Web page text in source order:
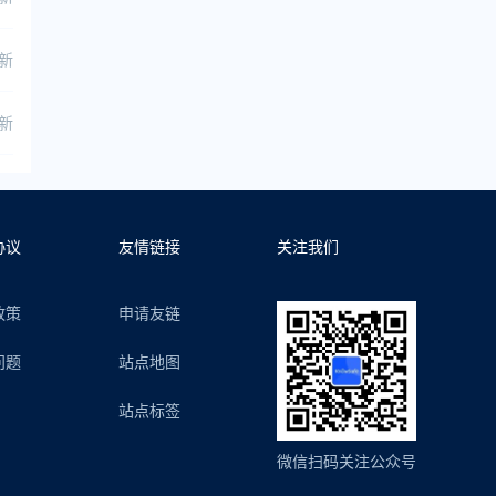
议
策
题
友情链接
申请友链
站点地图
站点标签
关注我们
微信扫码关注公众号